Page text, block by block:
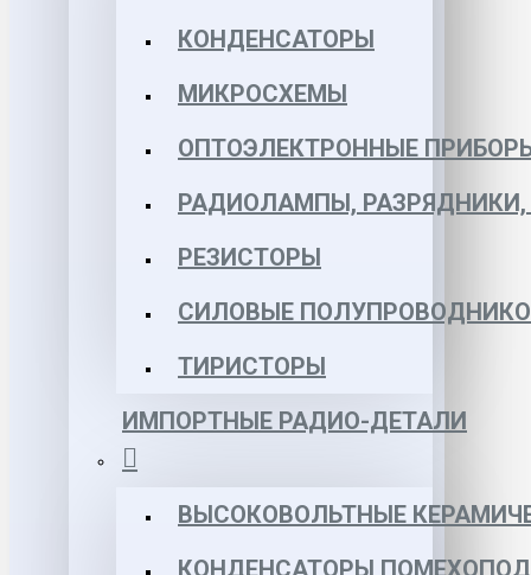
КОНДЕНСАТОРЫ
МИКРОСХЕМЫ
ОПТОЭЛЕКТРОННЫЕ
РАДИОЛАМПЫ,
РЕЗИСТОРЫ
СИЛОВЫЕ
ТИРИСТОРЫ
ИМПОРТНЫЕ РАДИО-ДЕТАЛИ
ВЫСОКОВОЛЬТНЫЕ
КОНДЕНСАТОРЫ